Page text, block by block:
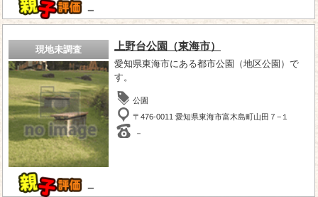
－
現地未調査
－
上野台公園（東海市）
愛知県東海市にある都市公園（地区公園）で
す。
公園
〒476-0011 愛知県東海市富木島町山田７−１
－